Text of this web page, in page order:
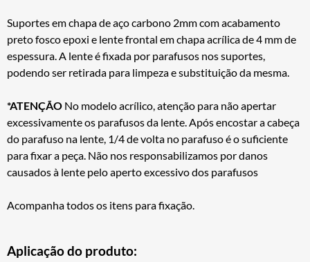
Suportes em chapa de aço carbono 2mm com acabamento
preto fosco epoxi e lente frontal em chapa acrílica de 4 mm de
espessura. A lente é fixada por parafusos nos suportes,
podendo ser retirada para limpeza e substituição da mesma.
*ATENÇÃO No modelo acrílico, atenção para não apertar
excessivamente os parafusos da lente. Após encostar a cabeça
do parafuso na lente, 1/4 de volta no parafuso é o suficiente
para fixar a peça. Não nos responsabilizamos por danos
causados à lente pelo aperto excessivo dos parafusos
Acompanha todos os itens para fixação.
Aplicação do produto: